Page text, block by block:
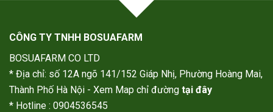
CÔNG TY TNHH BOSUAFARM
BOSUAFARM CO LTD
* Địa chỉ: số 12A ngõ 141/152 Giáp Nhị, Phường Hoàng Mai,
Thành Phố Hà Nội - Xem Map chỉ đường tại đây
* Hotline : 0904536545